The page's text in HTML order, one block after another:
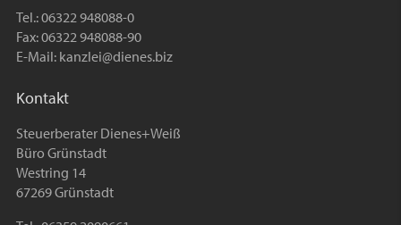
Tel.: 06322 948088-0
Fax: 06322 948088-90
E-Mail: kanzlei@dienes.biz
Kontakt
Steuerberater Dienes+Weiß
Büro Grünstadt
Westring 14
67269 Grünstadt